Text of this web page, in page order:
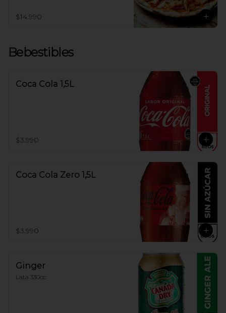
$14.990
Bebestibles
Coca Cola 1,5L
$3.990
Coca Cola Zero 1,5L
$3.990
Ginger
Lata 330cc.